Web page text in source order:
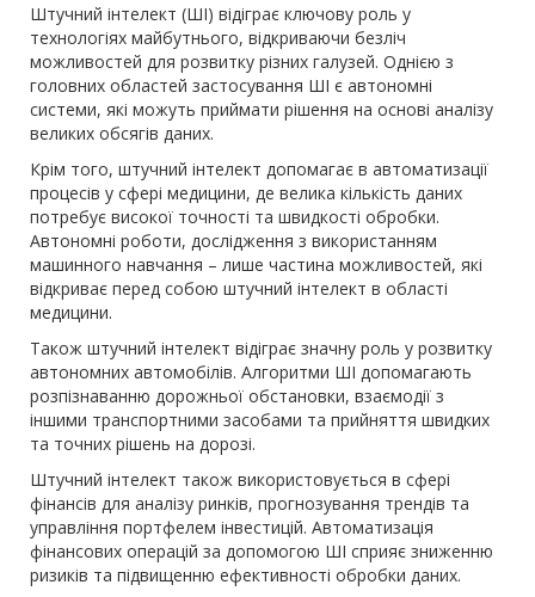
Штучний інтелект (ШІ) відіграє ключову роль у
технологіях майбутнього, відкриваючи безліч
можливостей для розвитку різних галузей. Однією з
головних областей застосування ШІ є автономні
системи, які можуть приймати рішення на основі аналізу
великих обсягів даних.
Крім того, штучний інтелект допомагає в автоматизації
процесів у сфері медицини, де велика кількість даних
потребує високої точності та швидкості обробки.
Автономні роботи, дослідження з використанням
машинного навчання – лише частина можливостей, які
відкриває перед собою штучний інтелект в області
медицини.
Також штучний інтелект відіграє значну роль у розвитку
автономних автомобілів. Алгоритми ШІ допомагають
розпізнаванню дорожньої обстановки, взаємодії з
іншими транспортними засобами та прийняття швидких
та точних рішень на дорозі.
Штучний інтелект також використовується в сфері
фінансів для аналізу ринків, прогнозування трендів та
управління портфелем інвестицій. Автоматизація
фінансових операцій за допомогою ШІ сприяє зниженню
ризиків та підвищенню ефективності обробки даних.